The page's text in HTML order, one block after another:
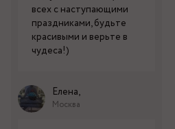
всех с наступающими
праздниками, будьте
красивыми и верьте в
чудеса!)
Елена,
Москва